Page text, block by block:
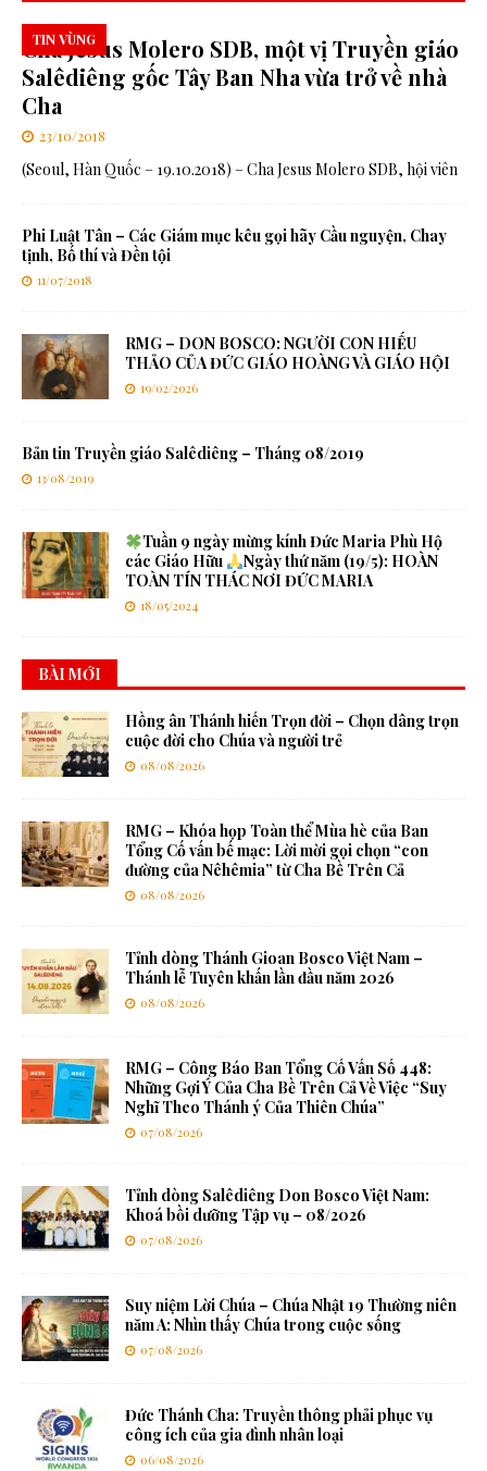
Cha Jesus Molero SDB, một vị Truyền giáo
Salêdiêng gốc Tây Ban Nha vừa trở về nhà
Cha
TIN VÙNG
23/10/2018
(Seoul, Hàn Quốc – 19.10.2018) – Cha Jesus Molero SDB, hội viên
Phi Luật Tân – Các Giám mục kêu gọi hãy Cầu nguyện, Chay
tịnh, Bố thí và Đền tội
11/07/2018
RMG – DON BOSCO: NGƯỜI CON HIẾU
THẢO CỦA ĐỨC GIÁO HOÀNG VÀ GIÁO HỘI
19/02/2026
Bản tin Truyền giáo Salêdiêng – Tháng 08/2019
13/08/2019
Tuần 9 ngày mừng kính Đức Maria Phù Hộ
các Giáo Hữu
Ngày thứ năm (19/5): HOÀN
TOÀN TÍN THÁC NƠI ĐỨC MARIA
18/05/2024
BÀI MỚI
Hồng ân Thánh hiến Trọn đời – Chọn dâng trọn
cuộc đời cho Chúa và người trẻ
08/08/2026
RMG – Khóa họp Toàn thể Mùa hè của Ban
Tổng Cố vấn bế mạc: Lời mời gọi chọn “con
đường của Nêhêmia” từ Cha Bề Trên Cả
08/08/2026
Tỉnh dòng Thánh Gioan Bosco Việt Nam –
Thánh lễ Tuyên khấn lần đầu năm 2026
08/08/2026
RMG – Công Báo Ban Tổng Cố Vấn Số 448:
Những Gợi Ý Của Cha Bề Trên Cả Về Việc “Suy
Nghĩ Theo Thánh ý Của Thiên Chúa”
07/08/2026
Tỉnh dòng Salêdiêng Don Bosco Việt Nam:
Khoá bồi dưỡng Tập vụ – 08/2026
07/08/2026
Suy niệm Lời Chúa – Chúa Nhật 19 Thường niên
năm A: Nhìn thấy Chúa trong cuộc sống
07/08/2026
Đức Thánh Cha: Truyền thông phải phục vụ
công ích của gia đình nhân loại
06/08/2026